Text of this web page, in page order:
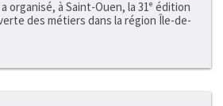
organisé, à Saint-Ouen, la 31ᵉ édition
des métiers dans la région Île-de-